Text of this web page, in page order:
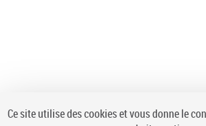
Ce site utilise des cookies et vous donne le